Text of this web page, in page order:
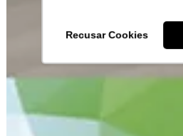
Recusar Cookies